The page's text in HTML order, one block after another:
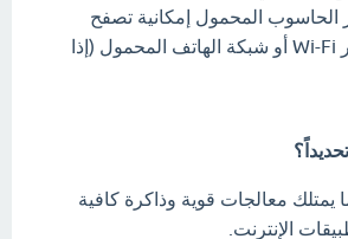
الحاسوب المحمول إمكانية تصفح
الإنترنت بسهولة عبر Wi-Fi أو شبكة الهاتف المحمول (إذا
يمتلك معالجات قوية وذاكرة كافية
الإنترنت.